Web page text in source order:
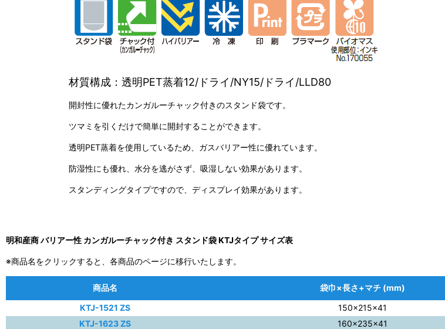
材質構成：透明PET蒸着12/ドライ/NY15/ドライ/LLD80
開封性に優れたカンガルーチャック付きのスタンド袋です。
ツマミを引くだけで簡単に開封することができます。
透明PET蒸着を使用しているため、ガスバリアー性に優れています。
防湿性にも優れ、水分を逃がさず、吸湿しない効果があります。
スタンディングタイプですので、ディスプレイ効果があります。
明和産商 バリアー性 カンガルーチャック付き スタンド袋 KTJタイプ サイズ表
※商品名をクリックすると、各商品のページに移行いたします。
商品名 袋巾×長さ+マチ (mm)
KTJ-1521 ZS
150×215×41
KTJ-1623 ZS
160×235×41